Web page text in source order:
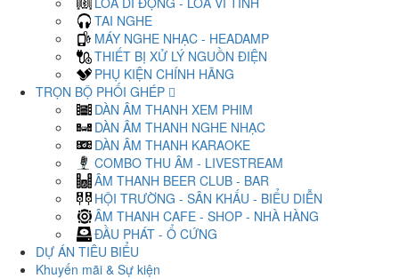
TAI NGHE
MÁY NGHE NHẠC - HEADAMP
THIẾT BỊ XỬ LÝ NGUỒN ĐIỆN
PHỤ KIỆN CHÍNH HÃNG
TRỌN BỘ PHỐI GHÉP
DÀN ÂM THANH XEM PHIM
DÀN ÂM THANH NGHE NHẠC
DÀN ÂM THANH KARAOKE
COMBO THU ÂM - LIVESTREAM
ÂM THANH BEER CLUB - BAR
HỘI TRƯỜNG - SÂN KHẤU - BIỂU DIỄN
ÂM THANH CAFE - SHOP - NHÀ HÀNG
ĐẦU PHÁT - Ổ CỨNG
DỰ ÁN TIÊU BIỂU
Khuyến mãi & Sự kiện